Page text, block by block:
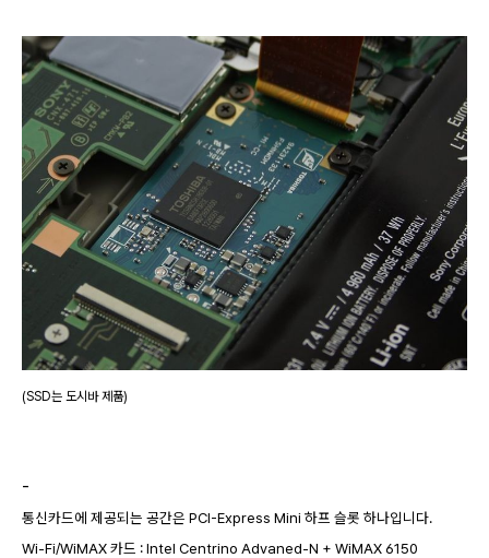
(SSD는 도시바 제품)
-
통신카드에 제공되는 공간은 PCI-Express Mini 하프 슬롯 하나입니다.
Wi-Fi/WiMAX 카드 : Intel Centrino Advaned-N + WiMAX 6150